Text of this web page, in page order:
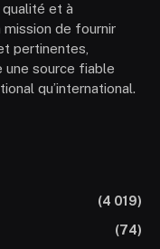
qualité et à
mission de fournir
pertinentes,
une source fiable
qu’international.
(4 019)
(74)